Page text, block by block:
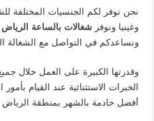
نحن نوفر لكم الجنسيات المختلفة
وغينيا ونوفرشغالات بالساعة الرياض
ونساعدكم في التواصل مع الشغالة
وقدرتها الكبيرة على العمل خلال
الخبرات الاستثنائية عند القيام
أفضل خادمة بالشهر بمنطقة الرياض